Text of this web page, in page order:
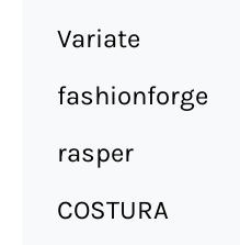
Variate
fashionforge
rasper
COSTURA